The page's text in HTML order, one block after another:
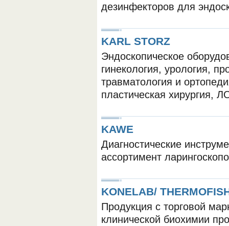
дезинфекторов для
KARL STORZ
Эндоскопическое
гинекология, урология,
травматология и
пластическая хирургия,
KAWE
Диагностические
ассортимент
KONELAB/
Продукция с торговой
клинической биохимии